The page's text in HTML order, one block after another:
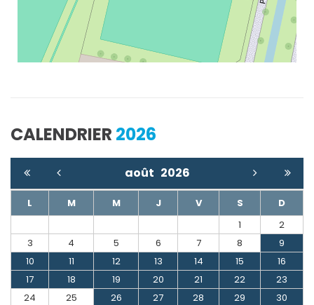
CALENDRIER 2026
août 2026
L M M J V S
D
1
2
3
4 5 6 7 8
9
10
11 12 13 14 15
16
17
18 19 20 21 22
23
24
25 26 27 28 29
30